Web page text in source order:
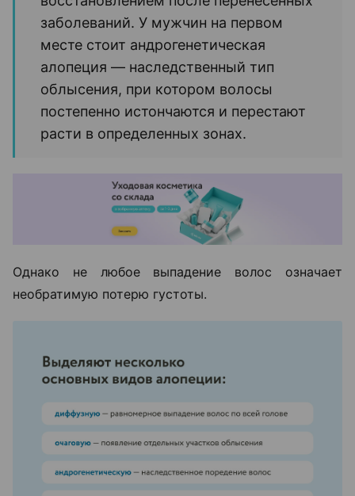
заболеваний. У мужчин на первом
месте стоит андрогенетическая
алопеция — наследственный тип
облысения, при котором волосы
постепенно истончаются и перестают
расти в определенных зонах.
Однако не любое выпадение волос означает
необратимую потерю густоты.